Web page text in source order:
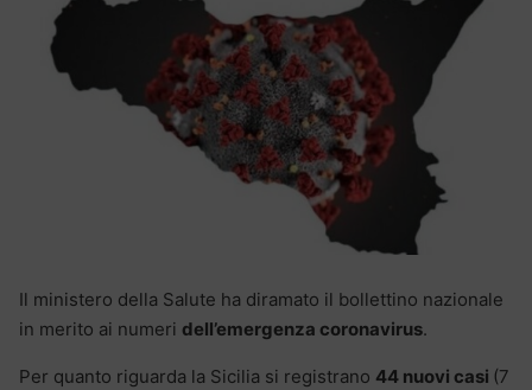
Il ministero della Salute ha diramato il bollettino nazionale
in merito ai numeri dell’emergenza coronavirus.
Per quanto riguarda la Sicilia si registrano 44 nuovi casi (7